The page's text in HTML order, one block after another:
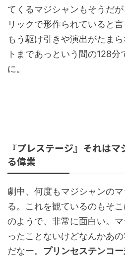
てくるマジシャンもそうだ
リックで形作られていると
もう駆け引きや演出がたま
トまであっという間の128分
に。
『プレステージ』それは
る偉業
劇中、何度もマジシャンの
る。これを観ているのもそ
のようで、非常に面白い。
ったことないけどなんかあ
だなー。 プリンセステンコ